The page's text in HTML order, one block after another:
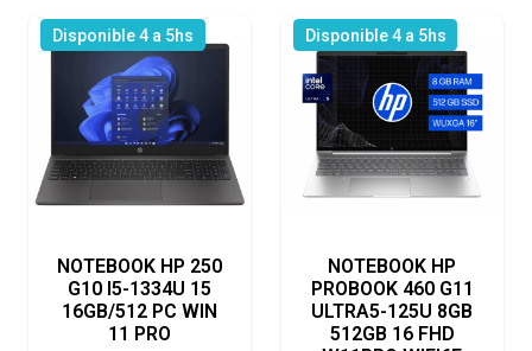
Disponible 4 a 5hs
NOTEBOOK HP 250
G10 I5-1334U 15
16GB/512 PC WIN
11 PRO
Disponible 4 a 5hs
NOTEBOOK HP
PROBOOK 460 G11
ULTRA5-125U 8GB
512GB 16 FHD